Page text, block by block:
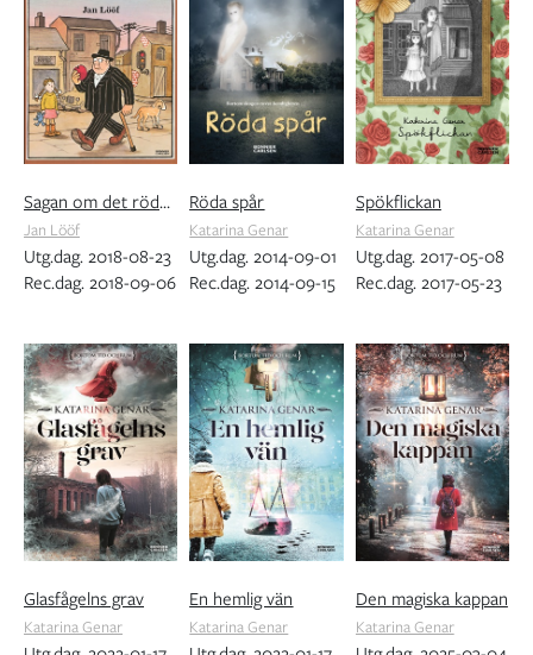
Sagan om det röda äpplet
Jan Lööf
Utg.dag. 2018-08-23
Rec.dag. 2018-09-06
Röda spår
Katarina Genar
Utg.dag. 2014-09-01
Rec.dag. 2014-09-15
Spökflickan
Katarina Genar
Utg.dag. 2017-05-08
Rec.dag. 2017-05-23
Glasfågelns grav
Katarina Genar
En hemlig vän
Katarina Genar
Den magiska kappan
Katarina Genar